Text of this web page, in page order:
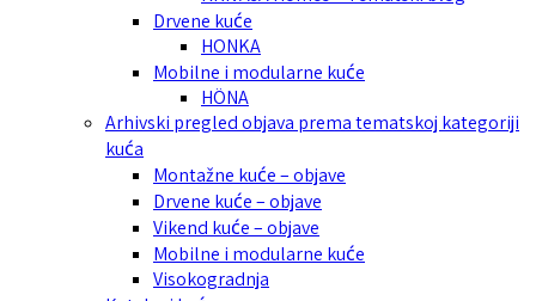
Drvene kuće
HONKA
Mobilne i modularne kuće
HÖNA
Arhivski pregled objava prema tematskoj kategoriji
kuća
Montažne kuće – objave
Drvene kuće – objave
Vikend kuće – objave
Mobilne i modularne kuće
Visokogradnja